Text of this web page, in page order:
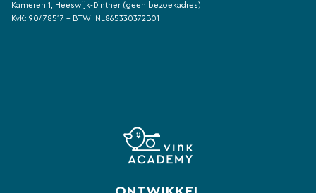
Kameren 1, Heeswijk-Dinther (geen bezoekadres)
KvK: 90478517 - BTW: NL865330372B01